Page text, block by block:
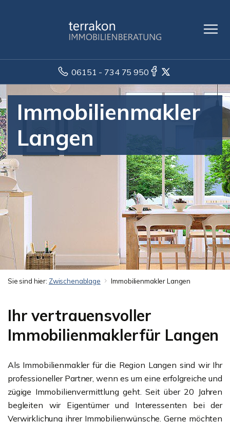
06151 - 734 75 950
Immobilienmakler
Langen
Sie sind hier: Zwischenablage Immobilienmakler Langen
Ihr vertrauensvoller
Immobilienmaklerfür Langen
Als Immobilienmakler für die Region Langen sind wir Ihr
professioneller Partner, wenn es um eine erfolgreiche und
zügige Immobilienvermittlung geht. Seit über 20 Jahren
begleiten wir Eigentümer und Interessenten bei der
Verwirklichung ihrer Immobilienwünsche. Gerne möchten